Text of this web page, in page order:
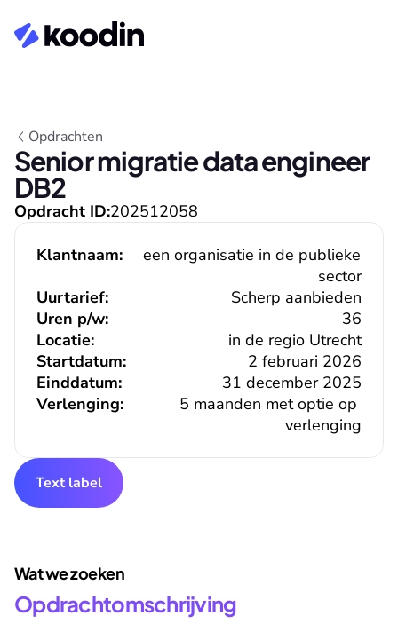
Opdrachten
Senior migratie data engineer
DB2
Opdracht ID:202512058
Klantnaam:
een organisatie in de publieke
sector
Uurtarief:
Scherp aanbieden
36
Uren p/w:
Locatie:
in de regio Utrecht
Verlenging:
5 maanden met optie op
verlenging
Einddatum: 31 december 2025
Startdatum: 2 februari 2026
Text label
Wat we zoeken
Opdrachtomschrijving